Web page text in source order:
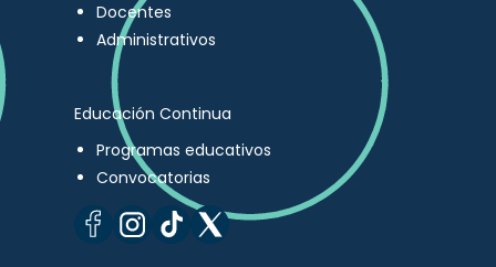
Docentes
Administrativos
Educación Continua
Programas educativos
Convocatorias